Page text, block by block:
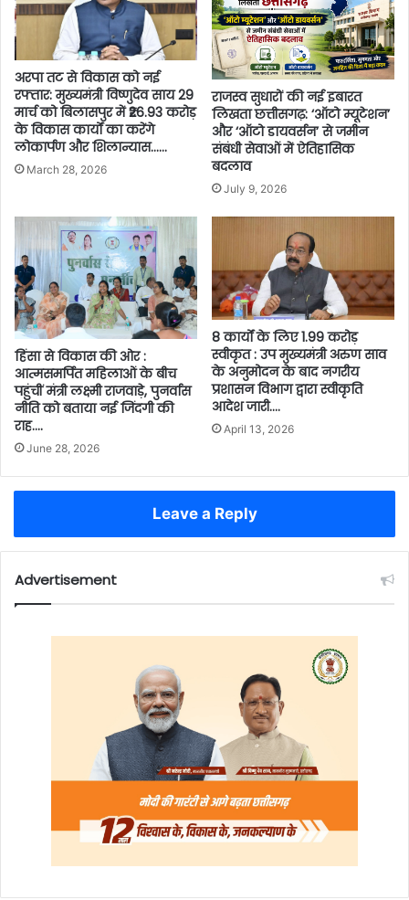
अरपा तट से विकास को नई
रफ्तार: मुख्यमंत्री विष्णुदेव साय 29
मार्च को बिलासपुर में ₹26.93 करोड़
के विकास कार्यों का करेंगे
लोकार्पण और शिलान्यास……
March 28, 2026
​राजस्व सुधारों की नई इबारत
लिखता छत्तीसगढ़: ‘ऑटो म्यूटेशन’
और ‘ऑटो डायवर्सन’ से जमीन
संबंधी सेवाओं में ऐतिहासिक
बदलाव
July 9, 2026
हिंसा से विकास की ओर :
आत्मसमर्पित महिलाओं के बीच
पहुंचीं मंत्री लक्ष्मी राजवाड़े, पुनर्वास
नीति को बताया नई जिंदगी की
राह….
June 28, 2026
8 कार्यों के लिए 1.99 करोड़
स्वीकृत : उप मुख्यमंत्री अरुण साव
के अनुमोदन के बाद नगरीय
प्रशासन विभाग द्वारा स्वीकृति
आदेश जारी….
April 13, 2026
Leave a Reply
Advertisement